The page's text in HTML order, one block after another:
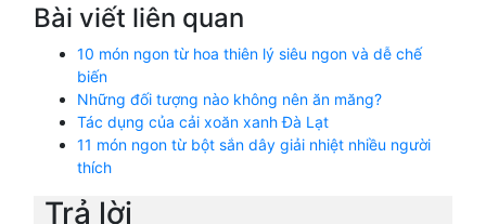
Bài viết liên quan
10 món ngon từ hoa thiên lý siêu ngon và dễ chế
biến
Những đối tượng nào không nên ăn măng?
Tác dụng của cải xoăn xanh Đà Lạt
11 món ngon từ bột sắn dây giải nhiệt nhiều người
thích
Trả lời